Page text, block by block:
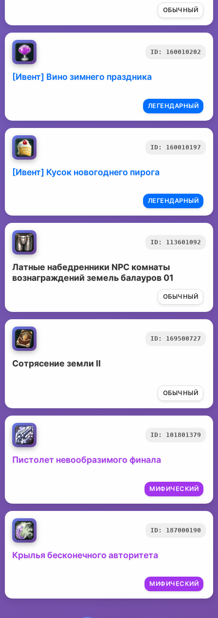
ОБЫЧНЫЙ
ID: 160010202
[Ивент] Вино зимнего праздника
ЛЕГЕНДАРНЫЙ
ID: 160010197
[Ивент] Кусок новогоднего пирога
ЛЕГЕНДАРНЫЙ
ID: 113601092
Латные набедренники NPC комнаты
вознаграждений земель балауров 01
ОБЫЧНЫЙ
ID: 169500727
Сотрясение земли II
ОБЫЧНЫЙ
ID: 101801379
Пистолет невообразимого финала
МИФИЧЕСКИЙ
ID: 187000190
Крылья бесконечного авторитета
МИФИЧЕСКИЙ